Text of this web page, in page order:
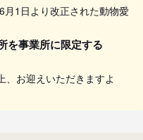
1日より改正された動物愛
を事業所に限定する
、お迎えいただきますよ